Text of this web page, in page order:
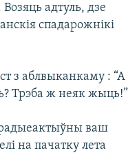
адтуль, дзе
спадарожнікі
з аблвыканкаму : “А
Трэба ж неяк жыць!”
ваш
на пачатку лета